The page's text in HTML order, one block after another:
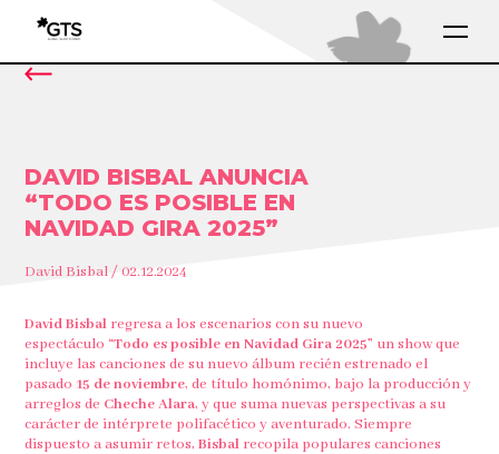
DAVID BISBAL ANUNCIA
“TODO ES POSIBLE EN
NAVIDAD GIRA 2025”
David Bisbal / 02.12.2024
David Bisbal regresa a los escenarios con su nuevo
espectáculo “Todo es posible en Navidad Gira 2025” un show que
incluye las canciones de su nuevo álbum recién estrenado el
pasado 15 de noviembre, de título homónimo, bajo la producción y
arreglos de Cheche Alara, y que suma nuevas perspectivas a su
carácter de intérprete polifacético y aventurado. Siempre
dispuesto a asumir retos,Bisbal recopila populares canciones